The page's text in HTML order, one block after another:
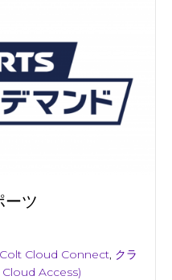
ーツ
Colt Cloud Connect, クラ
Cloud Access)